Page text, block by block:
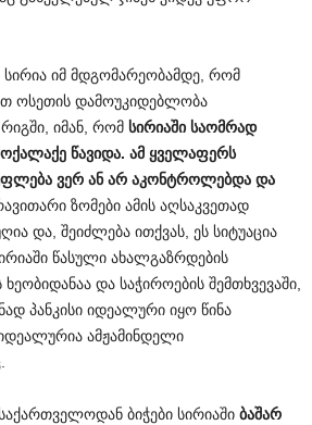
სირია იმ მდგომარეობამდე, რომ
ოსეთის დამოუკიდებლობა
იმან, რომ სირიაში საომრად
წავიდა. ამ ყველაფერს
ვერ ან არ აკონტროლებდა და
ზომები ამის აღსაკვეთად
და, შეიძლება ითქვას, ეს სიტუაცია
წასული ახალგაზრდების
და საჭიროების შემთხვევაში,
პანკისი იდეალური იყო წინა
ამჟამინდელი
ბიჭები სირიაში ბაშარ